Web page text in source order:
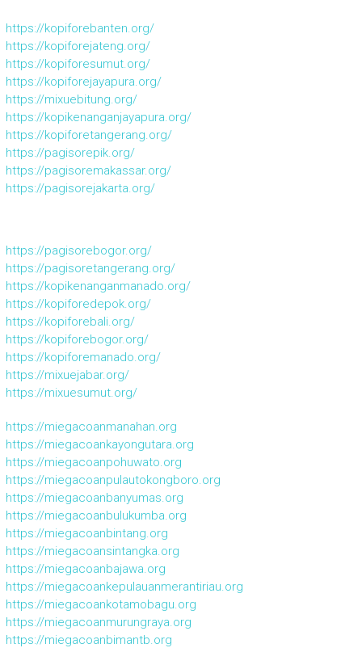
https://kopiforebanten.org/
https://kopiforejateng.org/
https://kopiforesumut.org/
https://kopiforejayapura.org/
https://mixuebitung.org/
https://kopikenanganjayapura.org/
https://kopiforetangerang.org/
https://pagisorepik.org/
https://pagisoremakassar.org/
https://pagisorejakarta.org/
https://pagisorebogor.org/
https://pagisoretangerang.org/
https://kopikenanganmanado.org/
https://kopiforedepok.org/
https://kopiforebali.org/
https://kopiforebogor.org/
https://kopiforemanado.org/
https://mixuejabar.org/
https://mixuesumut.org/
https://miegacoanmanahan.org
https://miegacoankayongutara.org
https://miegacoanpohuwato.org
https://miegacoanpulautokongboro.org
https://miegacoanbanyumas.org
https://miegacoanbulukumba.org
https://miegacoanbintang.org
https://miegacoansintangka.org
https://miegacoanbajawa.org
https://miegacoankepulauanmerantiriau.org
https://miegacoankotamobagu.org
https://miegacoanmurungraya.org
https://miegacoanbimantb.org